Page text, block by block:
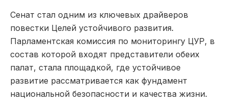
Сенат стал одним из ключевых драйверов
повестки Целей устойчивого развития.
Парламентская комиссия по мониторингу ЦУР, в
состав которой входят представители обеих
палат, стала площадкой, где устойчивое
развитие рассмат­ривается как фундамент
нацио­нальной безопасности и качества жизни.